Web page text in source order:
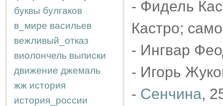
буквы булгаков
в_мире васильев
вежливый_отказ
виолончель выписки
движение джемаль
жж история
история_россии
- Фидель
Кастро;
- Ингвар
- Игорь
- Сенчина,